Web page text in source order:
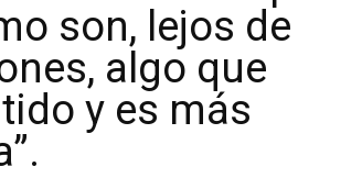
son, lejos de
algo que
y es más